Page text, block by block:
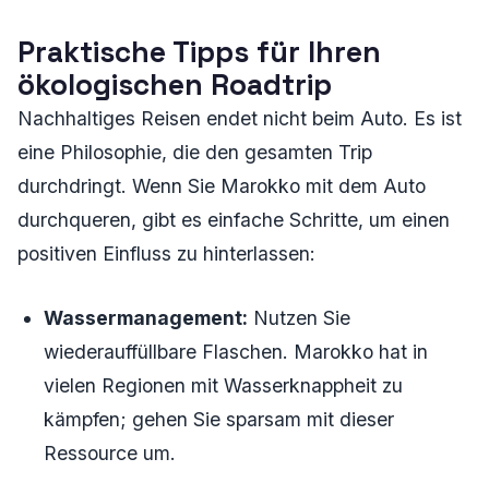
Praktische Tipps für Ihren
ökologischen Roadtrip
Nachhaltiges Reisen endet nicht beim Auto. Es ist
eine Philosophie, die den gesamten Trip
durchdringt. Wenn Sie Marokko mit dem Auto
durchqueren, gibt es einfache Schritte, um einen
positiven Einfluss zu hinterlassen:
Wassermanagement: Nutzen Sie
wiederauffüllbare Flaschen. Marokko hat in
vielen Regionen mit Wasserknappheit zu
kämpfen; gehen Sie sparsam mit dieser
Ressource um.